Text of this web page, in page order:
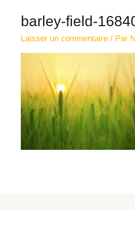
barley-field-
Laisser un commentaire / Par